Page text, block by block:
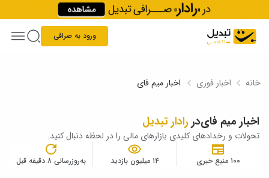
Skip to content
ورود به صرافی
خانه اخبار فوری اخبار میم فای
اخبار میم فایدر رادار تبدیل
تحولات و رخدادهای کلیدی بازارهای مالی را در لحظه دنبال کنید.
۱۰۰ منبع خبری ۱۴ میلیون بازدید به‌روزرسانی ۸ دقیقه قبل